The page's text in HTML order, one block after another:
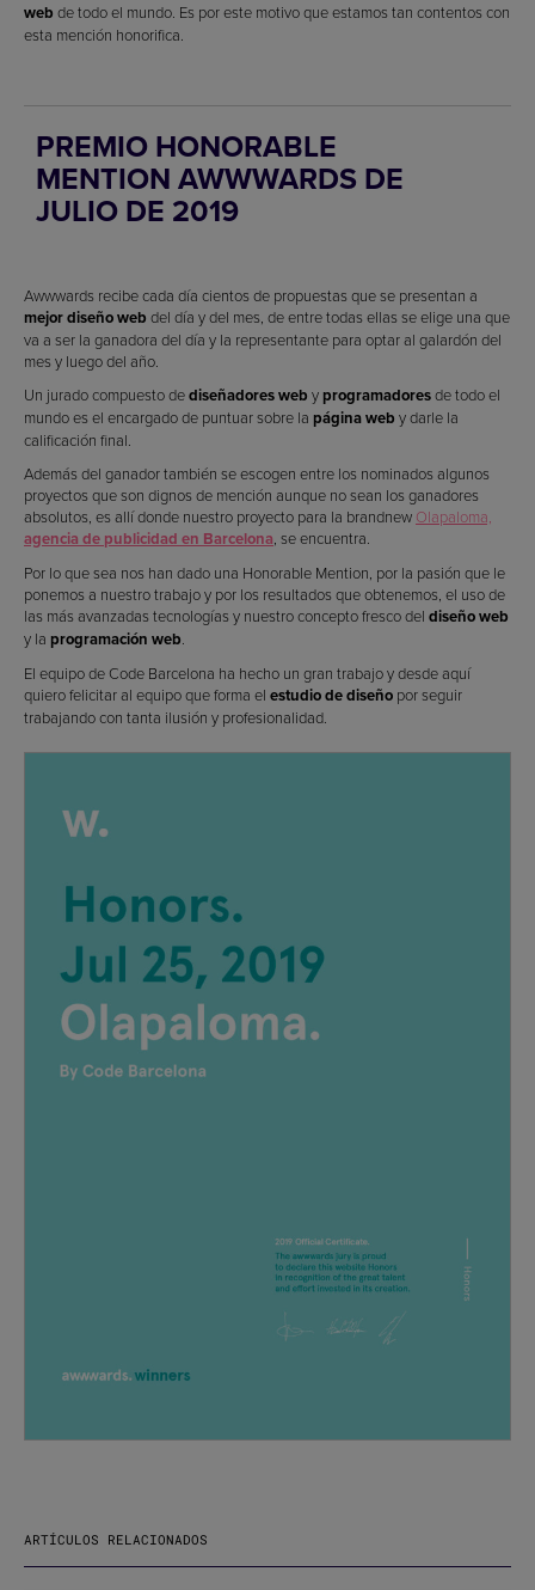
web de todo el mundo. Es por este motivo que estamos tan contentos con
esta mención honorifica.
PREMIO HONORABLE
MENTION AWWWARDS DE
JULIO DE 2019
Awwwards recibe cada día cientos de propuestas que se presentan a
mejor diseño web del día y del mes, de entre todas ellas se elige una que
va a ser la ganadora del día y la representante para optar al galardón del
mes y luego del año.
Un jurado compuesto dediseñadores web y programadoresde todo el
mundo es el encargado de puntuar sobre la página web y darle la
calificación final.
Además del ganador también se escogen entre los nominados algunos
proyectos que son dignos de mención aunque no sean los ganadores
absolutos, es allí donde nuestro proyecto para la brandnew Olapaloma,
agencia de publicidad en Barcelona, se encuentra.
Por lo que sea nos han dado una Honorable Mention, por la pasión que le
ponemos a nuestro trabajo y por los resultados que obtenemos, el uso de
las más avanzadas tecnologías y nuestro concepto fresco del diseño web
y la programación web.
El equipo de Code Barcelona ha hecho un gran trabajo y desde aquí
quiero felicitar al equipo que forma el estudio de diseño por seguir
trabajando con tanta ilusión y profesionalidad.
ARTÍCULOS RELACIONADOS